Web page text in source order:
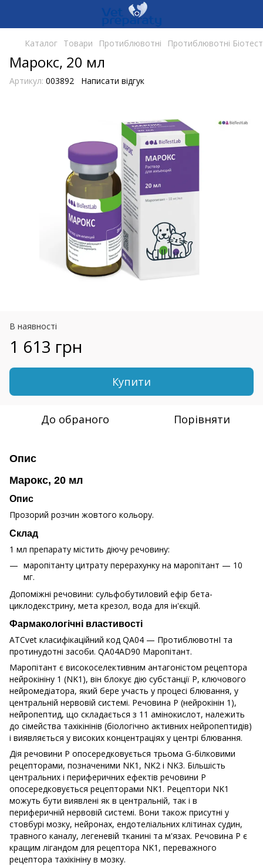
Каталог Товари Протиблювотні Протиблювотні
Марокс, 20 мл
Артикул: 003892 Написати відгук
В наявності
1 613 грн
Купити
До обраного Порівняти
Опис
Марокс, 20 мл
Опис
Прозорий розчин жовтого кольору.
Склад
1 мл препарату містить діючу речовину:
маропітанту цитрату перерахунку на маропітант — 10
мг.
Допоміжні речовини: сульфобутиловий ефір бета-
циклодекстрину, мета крезол, вода для ін'єкцій.
Фармакологічні властивості
ATCvet класифікаційний код QA04 — ПротиблювотнІ та
протинудотні засоби. QA04AD90 Маропітант.
Маропітант є високоселективним антагоністом рецептора
нейрокініну 1 (NK1), він блокує дію субстанції Р, ключового
нейромедіатора, який бере участь у процесі блювання, у
центральній нервовій системі. Речовина Р (нейрокінін 1),
нейропептид, що складається з 11 амінокислот, належить
до сімейства тахікінінів (біологічно активних нейропептидів)
і виявляється у високих концентраціях у центрі блювання.
Дія речовини Р опосередковується трьома G-білковими
рецепторами, позначеними NK1, NK2 і NK3. Більшість
центральних і периферичних ефектів речовини Р
опосередковується рецепторами NK1. Рецептори NK1
можуть бути виявлені як в центральній, так і в
периферичній нервовій системі. Вони також присутні у
стовбурі мозку, нейронах, ендотеліальних клітинах судин,
травного каналу, легеневій тканині та м'язах. Речовина Р є
кращим лігандом для рецептора NK1, переважного
рецептора тахікініну в мозку.